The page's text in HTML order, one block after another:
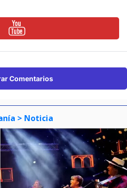
Comentarios
> Noticia